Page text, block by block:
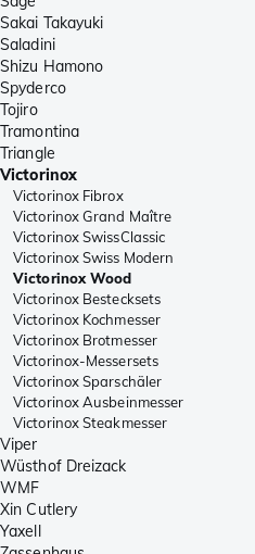
Sakai Takayuki
Saladini
Shizu Hamono
Spyderco
Tojiro
Tramontina
Triangle
Victorinox
Victorinox Fibrox
Victorinox Grand Maître
Victorinox SwissClassic
Victorinox Swiss Modern
Victorinox Wood
Victorinox Bestecksets
Victorinox Kochmesser
Victorinox Brotmesser
Victorinox-Messersets
Victorinox Sparschäler
Victorinox Ausbeinmesser
Victorinox Steakmesser
Viper
Wüsthof Dreizack
WMF
Xin Cutlery
Yaxell